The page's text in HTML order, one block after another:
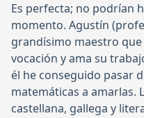
Es perfecta; no podrían
momento. Agustín
grandísimo maestro
vocación y ama su
él he conseguido pasar
matemáticas a amarlas.
castellana, gallega y